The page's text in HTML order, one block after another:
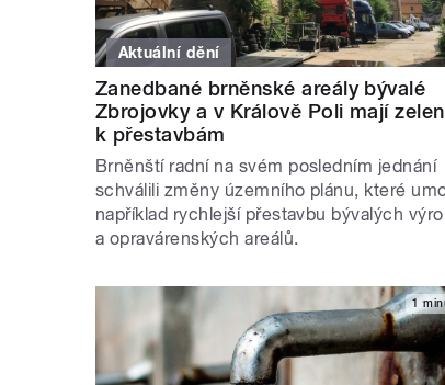
Aktuální dění
Zanedbané brněnské areály bývalé
Zbrojovky a v Králově Poli mají
k přestavbám
Brněnští radní na svém posledním jednání
schválili změny územního plánu, které
například rychlejší přestavbu bývalých
a opravárenských areálů.
1